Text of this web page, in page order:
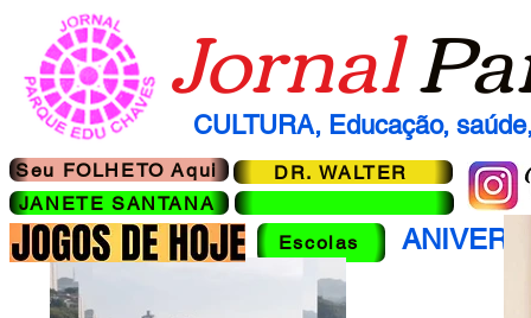
Jornal
CULTURA, Educação,
Seu FOLHETO Aqui
Escolas
JANETE SANTANA
DR. WALTER